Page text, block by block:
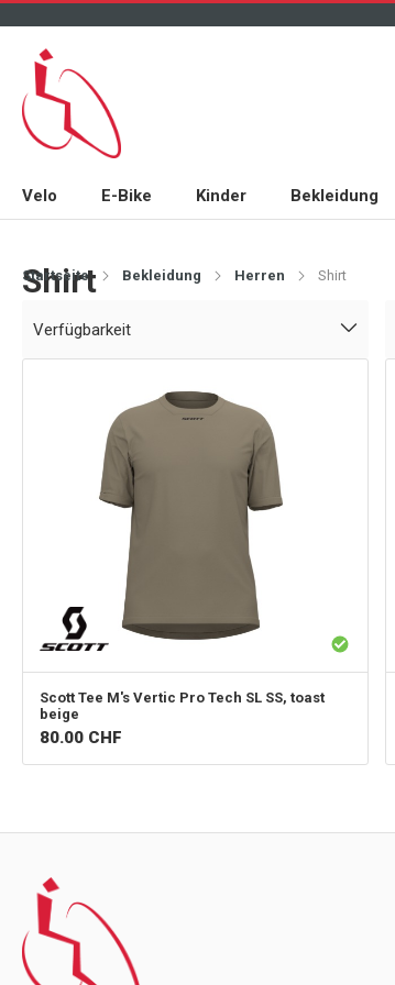
Velo E-Bike Kinder Bekleidung
Startseite Bekleidung Herren Shirt
Shirt
Verfügbarkeit
Scott Tee M's Vertic Pro Tech SL SS, toast
beige
80.00 CHF